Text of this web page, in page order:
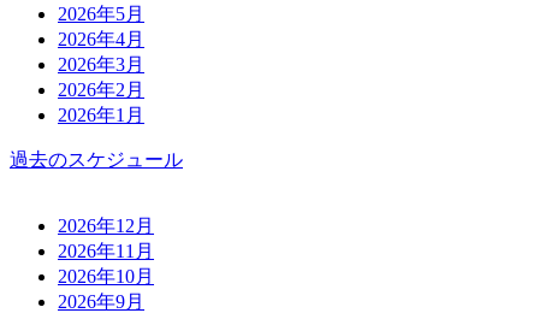
2026年5月
2026年4月
2026年3月
2026年2月
2026年1月
過去のスケジュール
2026年12月
2026年11月
2026年10月
2026年9月